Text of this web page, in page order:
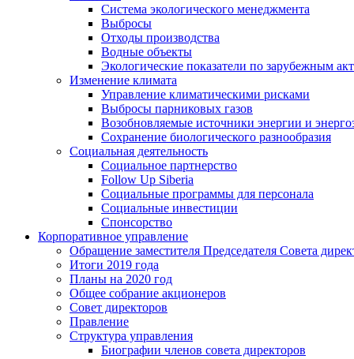
Система экологического менеджмента
Выбросы
Отходы производства
Водные объекты
Экологические показатели по зарубежным
Изменение климата
Управление климатическими рисками
Выбросы парниковых газов
Возобновляемые источники энергии и
Сохранение биологического разнообразия
Социальная деятельность
Социальное партнерство
Follow Up Siberia
Социальные программы для персонала
Социальные инвестиции
Спонсорство
Корпоративное управление
Обращение заместителя Председателя Совета
Итоги 2019 года
Планы на 2020 год
Общее собрание акционеров
Совет директоров
Правление
Структура управления
Биографии членов совета директоров